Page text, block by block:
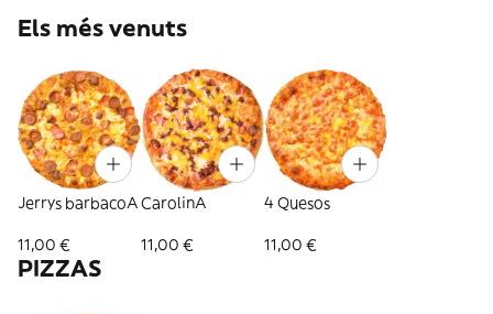
Els més venuts
Jerrys barbacoA
11,00 €
CarolinA
11,00 €
4 Quesos
11,00 €
PIZZAS